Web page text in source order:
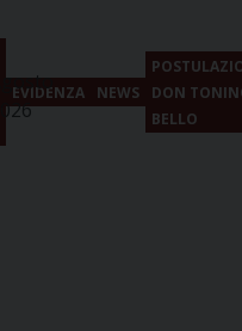
EVIDENZA NEWS
DON
BELLO
Agosto
2026